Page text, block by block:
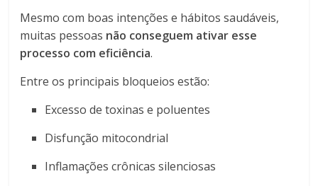
Mesmo com boas intenções e hábitos saudáveis,
muitas pessoas não conseguem ativar esse
processo com eficiência.
Entre os principais bloqueios estão:
Excesso de toxinas e poluentes
Disfunção mitocondrial
Inflamações crônicas silenciosas